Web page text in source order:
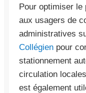
Pour optimiser le
aux usagers de
administratives
Collégien pour
stationnement
circulation
est également